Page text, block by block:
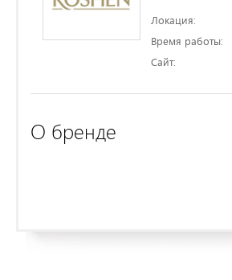
Локация:
Время работы:
Сайт:
О бренде